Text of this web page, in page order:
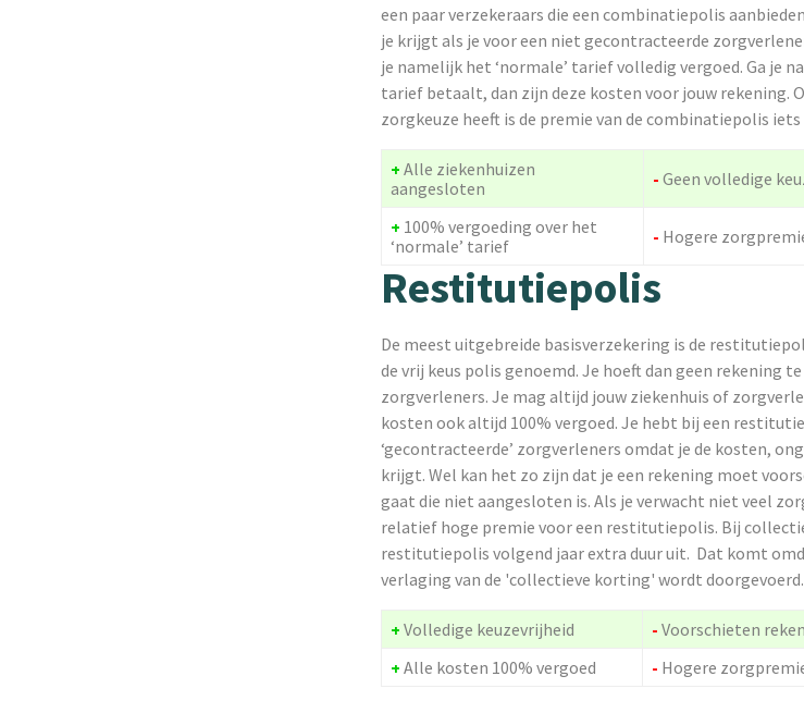
een paar verzekeraars die een combinatiepolis
je krijgt als je voor een niet gecontracteerde
je namelijk het ‘normale’ tarief volledig vergoed. Ga je
tarief betaalt, dan zijn deze kosten voor jouw rekening.
zorgkeuze heeft is de premie van de combinatiepolis
+ Alle ziekenhuizen
aangesloten
- Geen volledige
+ 100% vergoeding over het
‘normale’ tarief
- Hogere
Restitutiepolis
De meest uitgebreide basisverzekering is de
de vrij keus polis genoemd. Je hoeft dan geen rekening
zorgverleners. Je mag altijd jouw ziekenhuis of
kosten ook altijd 100% vergoed. Je hebt bij een
‘gecontracteerde’ zorgverleners omdat je de kosten,
krijgt. Wel kan het zo zijn dat je een rekening moet
gaat die niet aangesloten is. Als je verwacht niet veel
relatief hoge premie voor een restitutiepolis. Bij
restitutiepolis volgend jaar extra duur uit. Dat komt
verlaging van de 'collectieve korting' wordt
+ Volledige keuzevrijheid - Voorschieten
+ Alle kosten 100% vergoed - Hogere